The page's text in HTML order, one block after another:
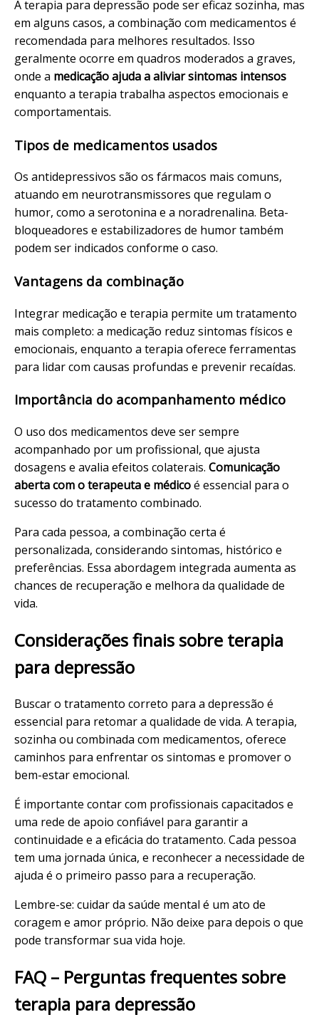
A terapia para depressão pode ser eficaz sozinha, mas
em alguns casos, a combinação com medicamentos é
recomendada para melhores resultados. Isso
geralmente ocorre em quadros moderados a graves,
onde a medicação ajuda a aliviar sintomas intensos
enquanto a terapia trabalha aspectos emocionais e
comportamentais.
Tipos de medicamentos usados
Os antidepressivos são os fármacos mais comuns,
atuando em neurotransmissores que regulam o
humor, como a serotonina e a noradrenalina. Beta-
bloqueadores e estabilizadores de humor também
podem ser indicados conforme o caso.
Vantagens da combinação
Integrar medicação e terapia permite um tratamento
mais completo: a medicação reduz sintomas físicos e
emocionais, enquanto a terapia oferece ferramentas
para lidar com causas profundas e prevenir recaídas.
Importância do acompanhamento médico
O uso dos medicamentos deve ser sempre
acompanhado por um profissional, que ajusta
dosagens e avalia efeitos colaterais. Comunicação
aberta com o terapeuta e médicoé essencial para o
sucesso do tratamento combinado.
Para cada pessoa, a combinação certa é
personalizada, considerando sintomas, histórico e
preferências. Essa abordagem integrada aumenta as
chances de recuperação e melhora da qualidade de
vida.
Considerações finais sobre terapia
para depressão
Buscar o tratamento correto para a depressão é
essencial para retomar a qualidade de vida. A terapia,
sozinha ou combinada com medicamentos, oferece
caminhos para enfrentar os sintomas e promover o
bem-estar emocional.
É importante contar com profissionais capacitados e
uma rede de apoio confiável para garantir a
continuidade e a eficácia do tratamento. Cada pessoa
tem uma jornada única, e reconhecer a necessidade de
ajuda é o primeiro passo para a recuperação.
Lembre-se: cuidar da saúde mental é um ato de
coragem e amor próprio. Não deixe para depois o que
pode transformar sua vida hoje.
FAQ – Perguntas frequentes sobre
terapia para depressão